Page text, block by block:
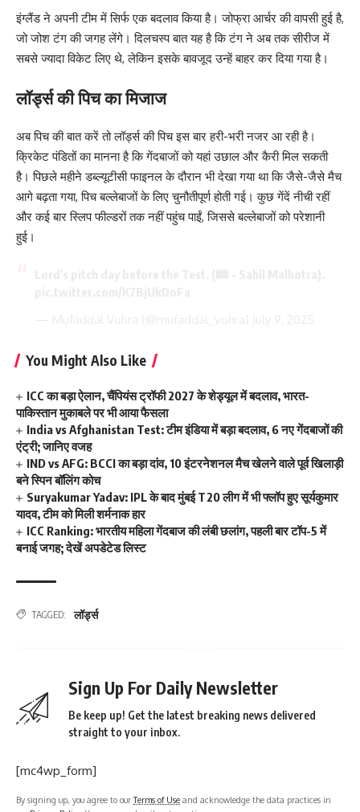
इंग्लैंड ने अपनी टीम में सिर्फ एक बदलाव किया है। जोफ्रा आर्चर की वापसी हुई है,
जो जोश टंग की जगह लेंगे। दिलचस्प बात यह है कि टंग ने अब तक सीरीज में
सबसे ज्यादा विकेट लिए थे, लेकिन इसके बावजूद उन्हें बाहर कर दिया गया है।
लॉर्ड्स की पिच का मिजाज
अब पिच की बात करें तो लॉर्ड्स की पिच इस बार हरी-भरी नजर आ रही है।
क्रिकेट पंडितों का मानना ​​है कि गेंदबाजों को यहां उछाल और कैरी मिल सकती
है। पिछले महीने डब्ल्यूटीसी फाइनल के दौरान भी देखा गया था कि जैसे-जैसे मैच
आगे बढ़ता गया, पिच बल्लेबाजों के लिए चुनौतीपूर्ण होती गई। कुछ गेंदें नीची रहीं
और कई बार स्लिप फील्डरों तक नहीं पहुंच पाईं, जिससे बल्लेबाजों को परेशानी
हुई।
You Might Also Like
ICC का बड़ा ऐलान, चैंपियंस ट्रॉफी 2027 के शेड्यूल में बदलाव, भारत-
पाकिस्तान मुकाबले पर भी आया फैसला
India vs Afghanistan Test: टीम इंडिया में बड़ा बदलाव, 6 नए गेंदबाजों की
एंट्री; जानिए वजह
IND vs AFG: BCCI का बड़ा दांव, 10 इंटरनेशनल मैच खेलने वाले पूर्व खिलाड़ी
बने स्पिन बॉलिंग कोच
Suryakumar Yadav: IPL के बाद मुंबई T20 लीग में भी फ्लॉप हुए सूर्यकुमार
यादव, टीम को मिली शर्मनाक हार
ICC Ranking: भारतीय महिला गेंदबाज की लंबी छलांग, पहली बार टॉप-5 में
बनाई जगह; देखें अपडेटेड लिस्ट
TAGGED: लॉर्ड्स
Sign Up For Daily Newsletter
Be keep up! Get the latest breaking news delivered
straight to your inbox.
[mc4wp_form]
By signing up, you agree to ourTerms of Use and acknowledge the data practices in